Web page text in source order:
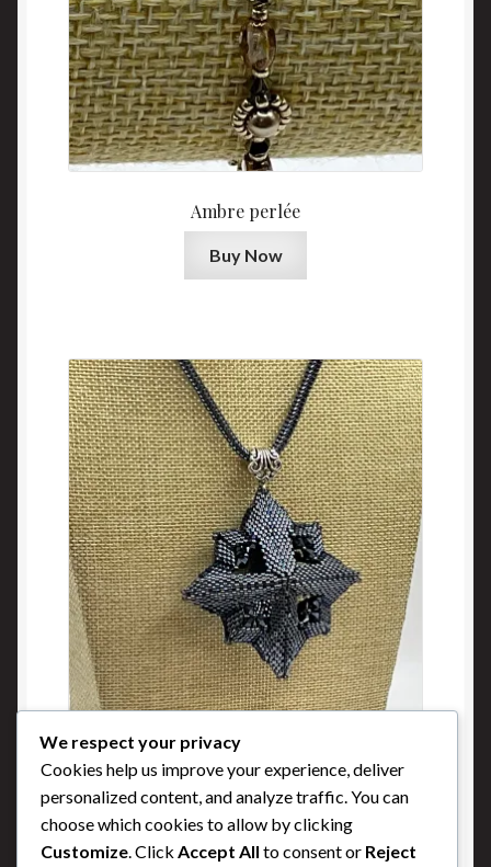
Ambre perlée
Buy Now
Étoile 3D
Buy Now
We respect your privacy
Cookies help us improve your experience, deliver
personalized content, and analyze traffic. You can
choose which cookies to allow by clicking
Customize. Click Accept All to consent or Reject